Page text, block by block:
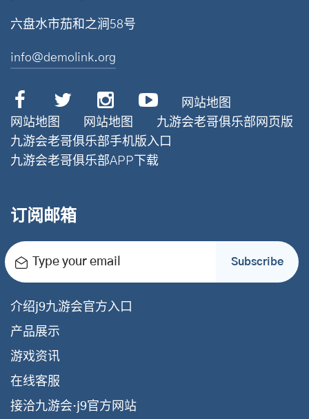
六盘水市茄和之涧58号
info@demolink.org
网站地图
网站地图
网站地图
九游会老哥俱乐部网页版
九游会老哥俱乐部手机版入口
九游会老哥俱乐部APP下载
订阅邮箱
Type your email Subscribe
介绍j9九游会官方入口
产品展示
游戏资讯
在线客服
接洽九游会·j9官方网站